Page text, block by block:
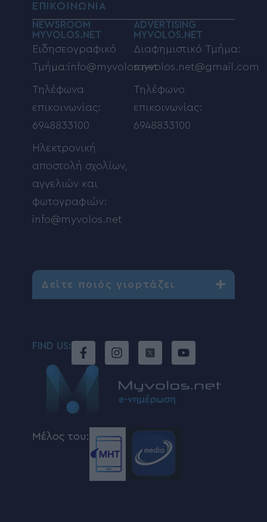
ΕΠΙΚΟΙΝΩΝΙΑ
NEWSROOM
MYVOLOS.NET
Ειδησεογραφικό
Τμήμα:info@myvolos.net
Τηλέφωνα
επικοινωνίας:
6948833100
Ηλεκτρονική
αποστολή σχολίων,
αγγελιών και
φωτογραφιών:
info@myvolos.net
ADVERTISING
MYVOLOS.NET
Διαφημιστικό Τμήμα:
myvolos.net@gmail.com
Τηλέφωνο
επικοινωνίας:
6948833100
Δείτε ποιός γιορτάζει
FIND US:
Μέλος του: